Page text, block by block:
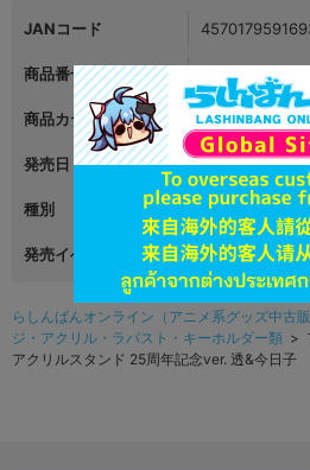
JANコード
商品番号 L06781862
商品カテゴリ グッズ
発売日 2023年09月16
種別 アクリルフィ
発売イベント
らしんばんオンライン（アニメ系グッズ中古
ジ・アクリル・ラバスト・キーホルダー類 >
アクリルスタンド 25周年記念ver. 透&今日子